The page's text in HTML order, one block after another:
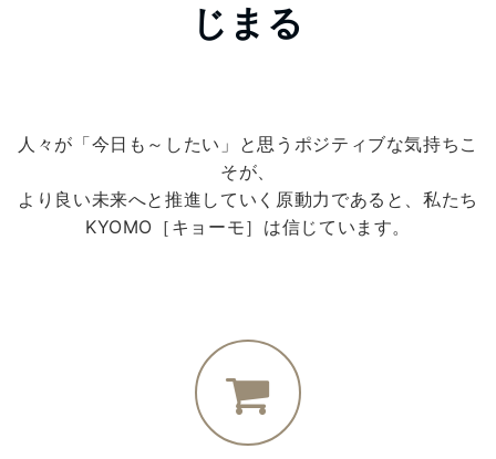
悪質な偽サイトにご注意ください
じまる
人々が「今日も～したい」と思うポジティブな気持ちこ
そが、
より良い未来へと推進していく原動力であると、私たち
KYOMO［キョーモ］は信じています。